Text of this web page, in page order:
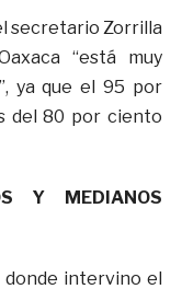
secretario Zorrilla
“está muy
ya que el 95 por
del 80 por ciento
Y MEDIANOS
donde intervino el